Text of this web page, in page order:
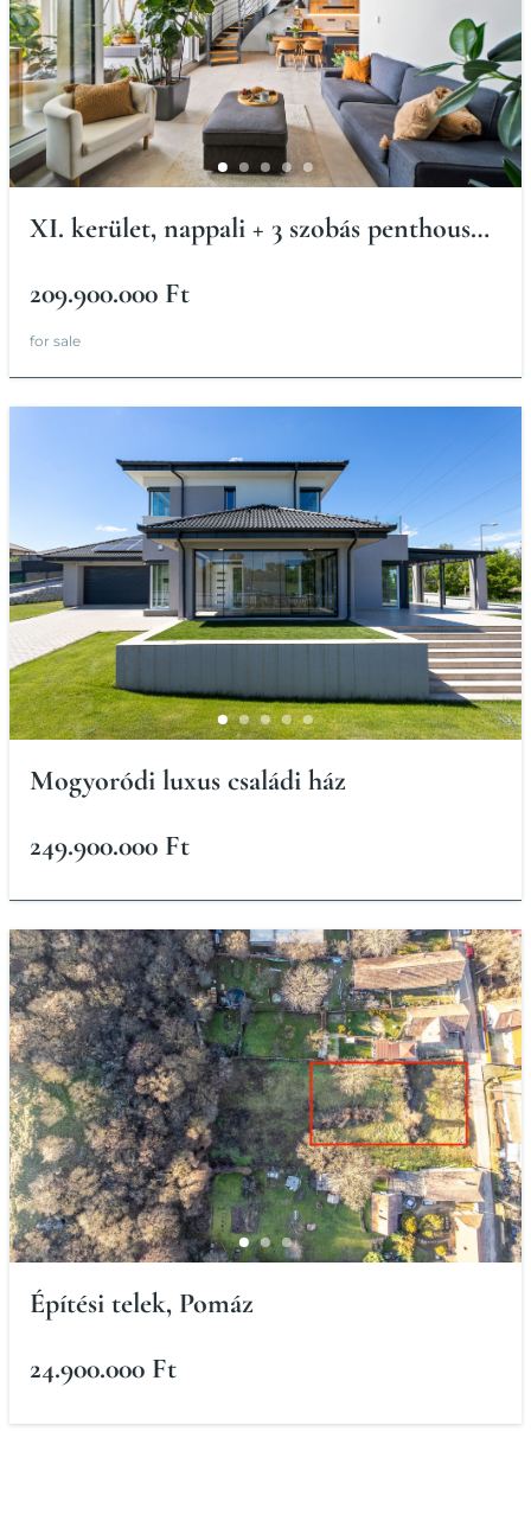
XI. kerület, nappali + 3 szobás penthouse
209.900.000 Ft
for sale
Mogyoródi luxus családi ház
249.900.000 Ft
Építési telek, Pomáz
24.900.000 Ft